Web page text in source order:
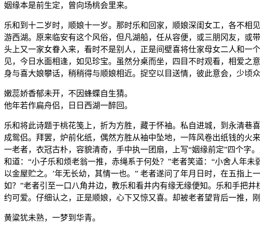
姻缘本是前生定，曾向场桃会里来。
乐和到十二岁时，顺娘十一岁。那时乐和回家，顺娘深闺女工，各不
游西湖。原来临安有这个风俗，但凡湖船，任从容便，或三朋冈友，或
头上又一家女眷入来，看时不是别人，正是间壁喜将仕家母女二人和
见，今日水面相逢，如见珍宝。虽然分桌而坐，四目不时观看，相爱
身与喜大娘攀话，稍稍得与顺娘相近。捉空以目送情，彼此意会，少顷
嫩蕊娇香郁未开，不因蜂蝶自生猜。
他年若作扁舟侣，日日西湖一醉回。
乐和将此诗题于桃花笺上，折为方胜，藏于怀袖。私自进城，到永清
成鸳侣。拜罢，炉前化纸，偶然方胜从袖中坠地，一阵风卷出纸钱的火
一老者，衣冠古朴，容貌清奇，手中执一团扇，上写“姻缘前定”四个字
和道：“小子乐和烦老翁一推，赤绳系于何处？”老者笑道：“小舍人年
以金屋贮之。’年无长幼，其情一也。” 老者遂问了年月日时，在五指
如？”老者引至一口八角井边，教乐和看井内有缘无缘便知。乐和手把
约可爱。仔细认之，正是顺娘，心下又惊又喜。却被老者望背后一推，
黄粱犹未熟，一梦到华青。